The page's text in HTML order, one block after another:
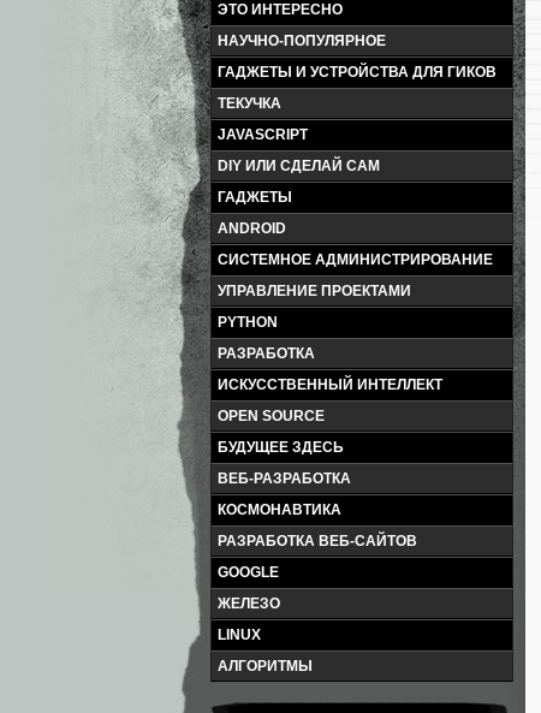
ЭТО ИНТЕРЕСНО
НАУЧНО-ПОПУЛЯРНОЕ
ГАДЖЕТЫ И УСТРОЙСТВА ДЛЯ ГИКОВ
ТЕКУЧКА
JAVASCRIPT
DIY ИЛИ СДЕЛАЙ САМ
ГАДЖЕТЫ
ANDROID
СИСТЕМНОЕ АДМИНИСТРИРОВАНИЕ
УПРАВЛЕНИЕ ПРОЕКТАМИ
PYTHON
РАЗРАБОТКА
ИСКУССТВЕННЫЙ ИНТЕЛЛЕКТ
OPEN SOURCE
БУДУЩЕЕ ЗДЕСЬ
ВЕБ-РАЗРАБОТКА
КОСМОНАВТИКА
РАЗРАБОТКА ВЕБ-САЙТОВ
GOOGLE
ЖЕЛЕЗО
LINUX
АЛГОРИТМЫ